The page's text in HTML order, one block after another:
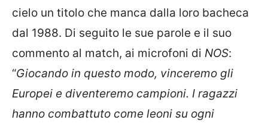
cielo un titolo che manca dalla loro bacheca
dal 1988. Di seguito le sue parole e il suo
commento al match, ai microfoni di NOS:
“Giocando in questo modo, vinceremo gli
Europei e diventeremo campioni. I ragazzi
hanno combattuto come leoni su ogni